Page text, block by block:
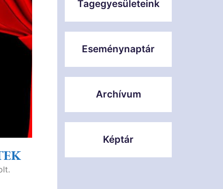
Tagegyesületeink
Eseménynaptár
Archívum
Képtár